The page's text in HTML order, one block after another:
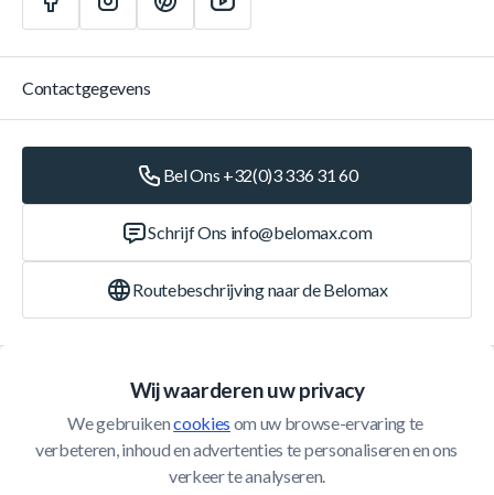
Wij waarderen uw privacy
We gebruiken cookies om uw browse-ervaring te
verbeteren, inhoud en advertenties te personaliseren en ons
verkeer te analyseren.
Klantenservice
Contactgegevens
Bel Ons +32(0)3 336 31 60
Schrijf Ons info@belomax.com
Routebeschrijving naar de Belomax